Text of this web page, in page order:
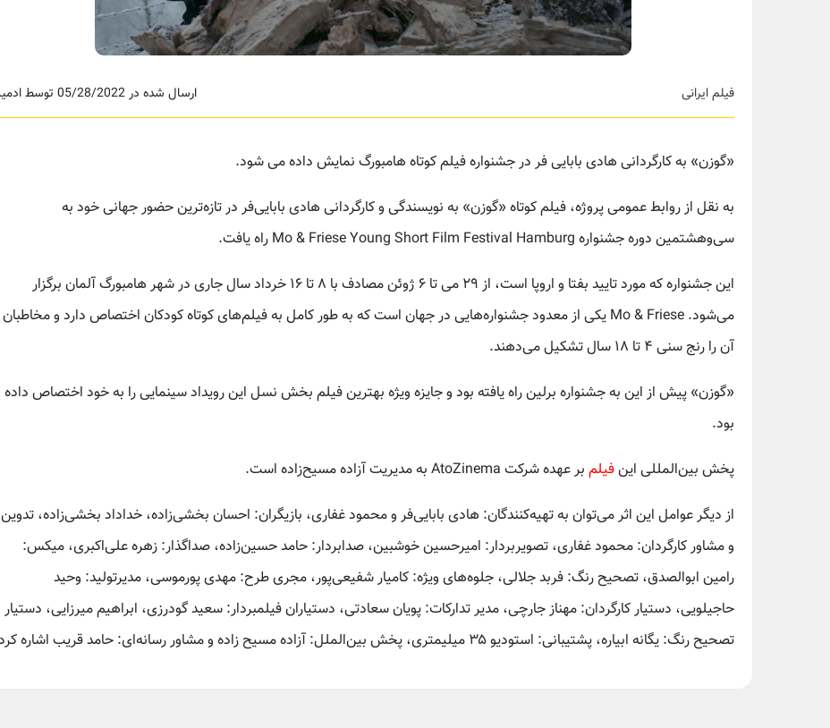
ارسال شده در 05/28/2022 توسط ادمین فیلم ایرانی
«گوزن» به کارگردانی هادی بابایی فر در جشنواره فیلم کوتاه هامبورگ نمایش داده می شود.
به نقل از روابط عمومی پروژه، فیلم کوتاه «گوزن» به نویسندگی و کارگردانی هادی بابایی‌فر در تازه‌ترین حضور جهانی خود به
سی‌وهشتمین دوره جشنواره Mo & Friese Young Short Film Festival Hamburg راه یافت.
این جشنواره که مورد تایید بفتا و اروپا است، از ۲۹ می تا ۶ ژوئن مصادف با ۸ تا ۱۶ خرداد سال جاری در شهر هامبورگ آلمان برگزار
می‌شود. Mo & Friese یکی از معدود جشنواره‌هایی در جهان است که به طور کامل به فیلم‌های کوتاه کودکان اختصاص دارد و مخاطبان
آن را رنج سنی ۴ تا ۱۸ سال تشکیل می‌دهند.
«گوزن» پیش از این به جشنواره برلین راه یافته بود و جایزه ویژه بهترین فیلم بخش نسل این رویداد سینمایی را به خود اختصاص داده
بود.
پخش بین‌المللی اینفیلم بر عهده شرکت AtoZinema به مدیریت آزاده مسیح‌زاده است.
از دیگر عوامل این اثر می‌توان به تهیه‌کنندگان: هادی بابایی‌فر و محمود غفاری، بازیگران: احسان بخشی‌زاده، خداداد بخشی‌زاده، تدوین
و مشاور کارگردان: محمود غفاری، تصویربردار: امیرحسین خوشبین، صدابردار: حامد حسین‌زاده، صداگذار: زهره علی‌اکبری، میکس:
رامین ابوالصدق، تصحیح رنگ: فربد جلالی، جلوه‌های ویژه: کامیار شفیعی‌پور، مجری طرح: مهدی پورموسی، مدیرتولید: وحید
حاجیلویی، دستیار کارگردان: مهناز جارچی، مدیر تدارکات: پویان سعادتی، دستیاران فیلمبردار: سعید گودرزی، ابراهیم میرزایی، دستیار
تصحیح رنگ: یگانه ابیاره، پشتیبانی: استودیو ۳۵ میلیمتری، پخش بین‌الملل: آزاده مسیح زاده و مشاور رسانه‌ای: حامد قریب اشاره کرد.